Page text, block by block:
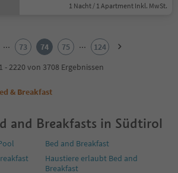
1 Nacht / 1 Apartment Inkl. MwSt.
... 73 74 75 ...
124
- 2220 von 3708 Ergebnissen
& Breakfast
and Breakfasts in Südtirol
Bed and Breakfast
Haustiere erlaubt Bed and
Breakfast